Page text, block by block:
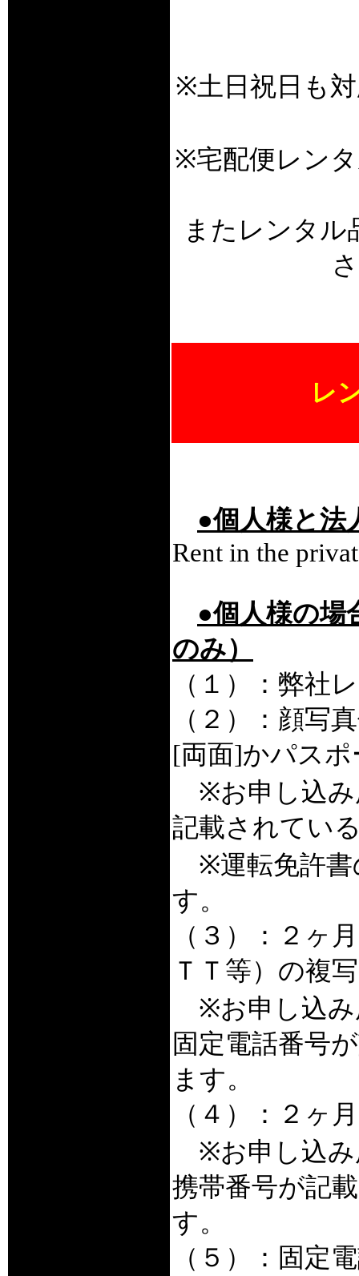
※土日祝日も
※宅配便レン
またレンタル
レ
●個人様と法
Rent in the
●個人様の場
のみ）
（１）：弊社
（２）：顔写
[両面]かパス
※お申し込み
記載されてい
※運転免許書
す。
（３）：２ヶ
ＴＴ等）の複
※お申し込み
固定電話番号
ます。
（４）：２ヶ
※お申し込み
携帯番号が記
す。
（５）：固定